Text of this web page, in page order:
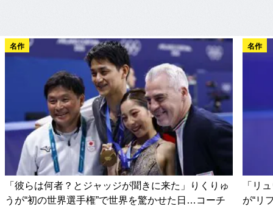
名作
「彼らは何者？とジャッジが聞きに来た」りくりゅ
うが“初の世界選手権”で世界を驚かせた日…コーチ
名作
「リ
が“リ